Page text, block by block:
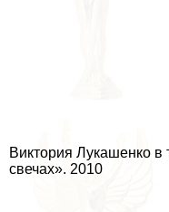
Виктория Лукашенко в
свечах». 2010